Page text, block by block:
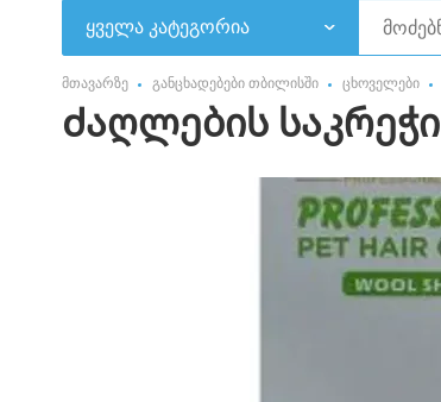
ყველა კატეგორია
მთავარზე განცხადებები თბილისში ცხოველები
Ძაღლების საკრეჭი